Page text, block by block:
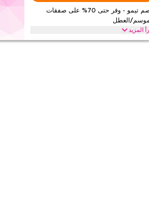
٤٫٦٩
خصم تيمو - وفر حتى 70% على صفقات
العطل
المزيد
وفر حتى 70% مع كود كوبون تيمو هذا خلال المواسم